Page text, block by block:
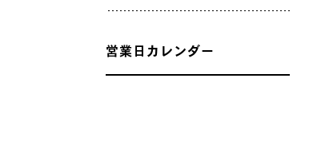
営業日カレンダー